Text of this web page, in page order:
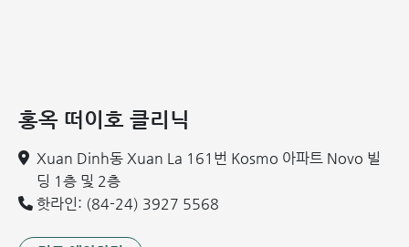
홍옥 떠이호 클리닉
Xuan Dinh동 Xuan La 161번 Kosmo 아파트 Novo 빌
딩 1층 및 2층
핫라인: (84-24) 3927 5568